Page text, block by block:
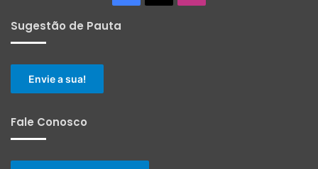
Sugestão de Pauta
Envie a sua!
Fale Conosco